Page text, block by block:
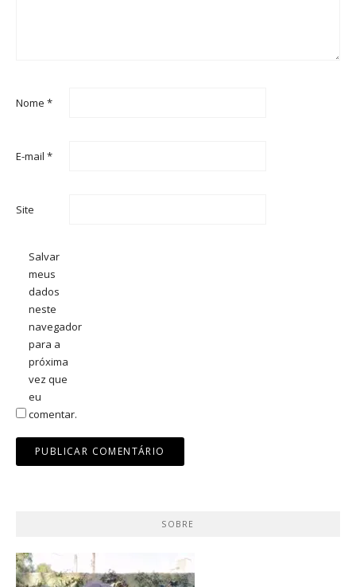
Nome *
E-mail *
Site
Salvar
meus
dados
neste
navegador
para a
próxima
vez que
eu
comentar.
SOBRE